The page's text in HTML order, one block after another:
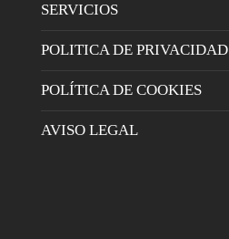
SERVICIOS
POLITICA DE PRIVACIDAD
POLÍTICA DE COOKIES
AVISO LEGAL